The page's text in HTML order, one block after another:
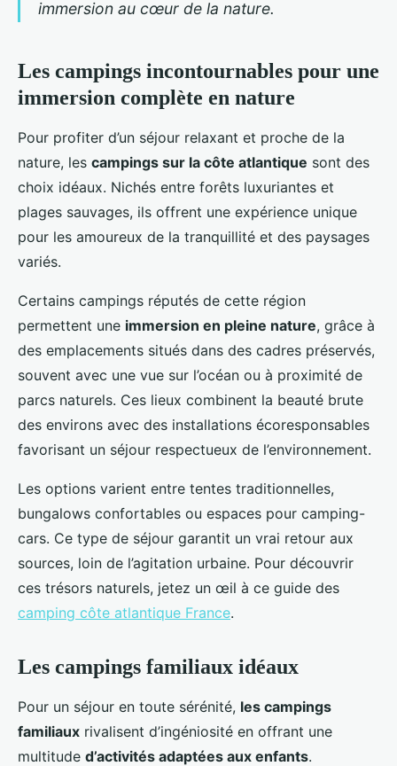
immersion au cœur de la nature.
Les campings incontournables pour une
immersion complète en nature
Pour profiter d’un séjour relaxant et proche de la
nature, les campings sur la côte atlantique sont des
choix idéaux. Nichés entre forêts luxuriantes et
plages sauvages, ils offrent une expérience unique
pour les amoureux de la tranquillité et des paysages
variés.
Certains campings réputés de cette région
permettent une immersion en pleine nature, grâce à
des emplacements situés dans des cadres préservés,
souvent avec une vue sur l’océan ou à proximité de
parcs naturels. Ces lieux combinent la beauté brute
des environs avec des installations écoresponsables
favorisant un séjour respectueux de l’environnement.
Les options varient entre tentes traditionnelles,
bungalows confortables ou espaces pour camping-
cars. Ce type de séjour garantit un vrai retour aux
sources, loin de l’agitation urbaine. Pour découvrir
ces trésors naturels, jetez un œil à ce guide des
camping côte atlantique France.
Les campings familiaux idéaux
Pour un séjour en toute sérénité, les campings
familiaux rivalisent d’ingéniosité en offrant une
multitude d’activités adaptées aux enfants.